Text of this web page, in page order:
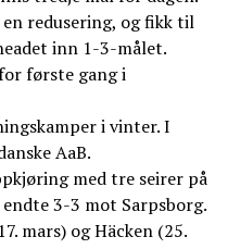
redusering, og fikk til
inn 1-3-målet.
første gang i
i vinter. I
AaB.
med tre seirer på
3-3 mot Sarpsborg.
mars) og Häcken (25.